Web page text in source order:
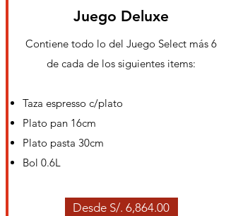
Juego Deluxe
Contiene todo lo del Juego Select más 6
de cada de los siguientes items:
Taza espresso c/plato
Plato pan 16cm
Plato pasta 30cm
Bol 0.6L
Desde S/. 6,864.00